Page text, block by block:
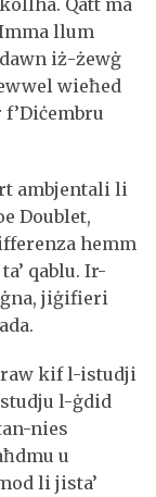
Qatt ma
llum
iż-żewġ
wieħed
ambjentali li
Doublet,
hemm
qablu. Ir-
jiġifieri
kif l-istudji
l-ġdid
nies
u
li jista’